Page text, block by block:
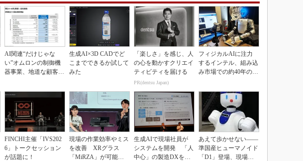
AI関連“だけじゃな
い”オムロンの制御機
器事業、地道な顧客基
生成AI×3D CADでど
こまでできるか試して
みた
「楽しさ」を感じ、人
の心を動かすクリエイ
ティビティを届ける
PR(dentsu Japan)
フィジカルAIに注力
するインテル、組み込
み市場での約40年の実
FINCHI主催「IVS202
6」トークセッション
が話題に！
現場の作業効率やミス
を改善 XRグラス
「MiRZA」が可能に
生成AIで現場社員が
システムを開発 「人
中心」の製造DXを自
あえて歩かせない――
準国産ヒューマノイド
「D1」登場、現場稼